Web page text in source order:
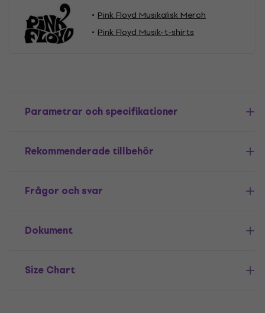
Pink Floyd Musikalisk Merch
Pink Floyd Musik-t-shirts
Parametrar och specifikationer
Rekommenderade tillbehör
Frågor och svar
Dokument
Size Chart